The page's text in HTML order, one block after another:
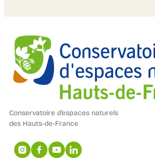
Conservatoire d’espaces naturels
des Hauts-de-France